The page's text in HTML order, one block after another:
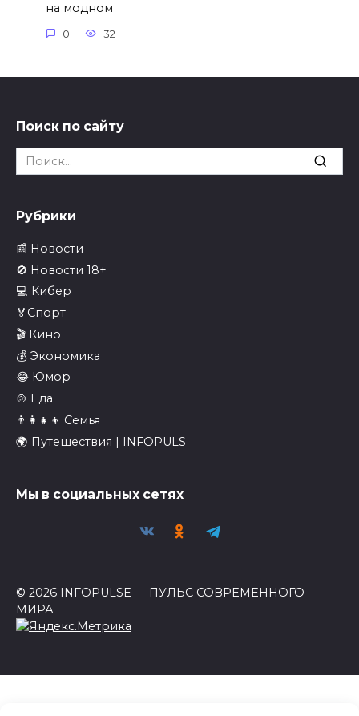
на модном
0 32
Поиск по сайту
Search
for:
Рубрики
📰 Новости
🚫 Новости 18+
💻 Кибер
🏅Спорт
🎬 Кино
💰 Экономика
😂 Юмор
🍲 Еда
👨‍👩‍👧‍👦 Семья
🌍 Путешествия | INFOPULS
Мы в социальных сетях
© 2026 INFOPULSE — ПУЛЬС СОВРЕМЕННОГО
МИРА